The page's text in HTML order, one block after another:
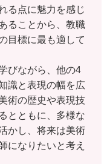
る点に魅力を感じ
ることから、教職
目標に最も適して
びながら、他の4
識と表現の幅を広
術の歴史や表現技
とともに、多様な
かし、将来は美術
になりたいと考え